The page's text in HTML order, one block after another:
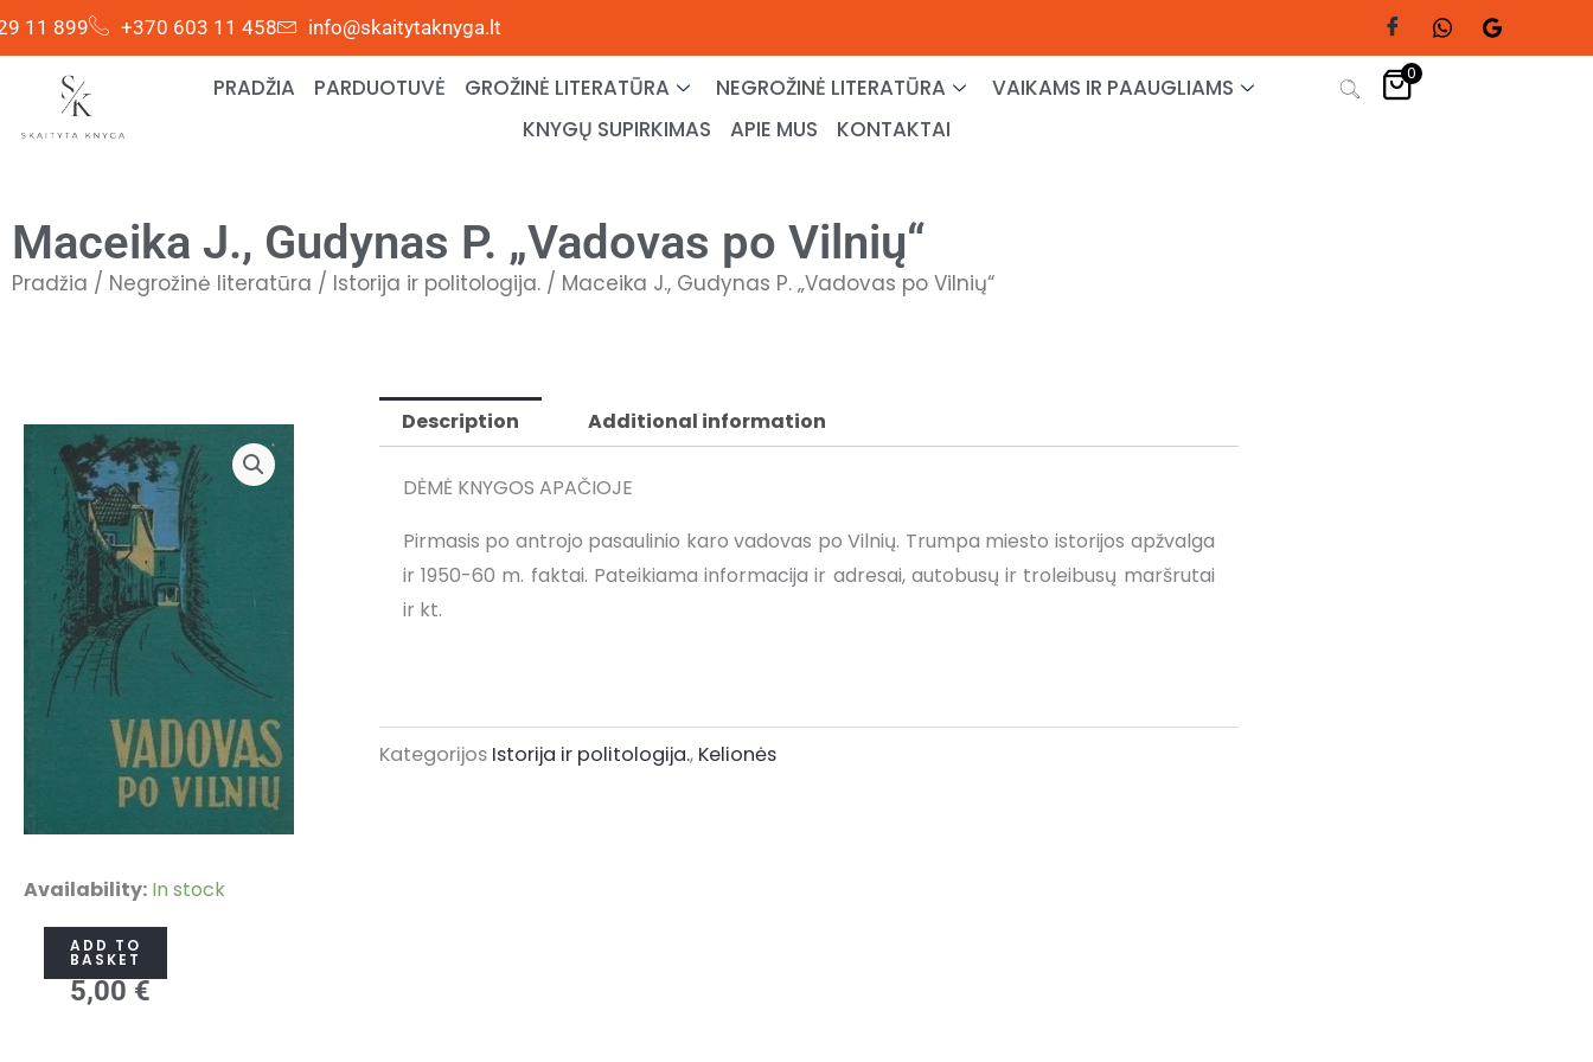
Skip
to
content
11 899 +370 603 11 458 info@skaitytaknyga.lt
PRADŽIA PARDUOTUVĖ GROŽINĖ LITERATŪRA NEGROŽINĖ LITERATŪRA
VAIKAMS IR PAAUGLIAMS
KNYGŲ SUPIRKIMAS
APIE MUS KONTAKTAI
0
Maceika J., Gudynas P. „Vadovas po Vilnių“
Pradžia / Negrožinė literatūra / Istorija ir politologija. / Maceika J., Gudynas P. „Vadovas po Vilnių“
Availability: In stock
Maceika
GudynasADD TO
BASKET
5,00 €
Description Additional information
DĖMĖ KNYGOS APAČIOJE
Pirmasis po antrojo pasaulinio karo vadovas po Vilnių. Trumpa miesto istorijos apžvalga
ir 1950-60 m. faktai. Pateikiama informacija ir adresai, autobusų ir troleibusų maršrutai
ir kt.
Kategorijos Istorija ir politologija., Kelionės